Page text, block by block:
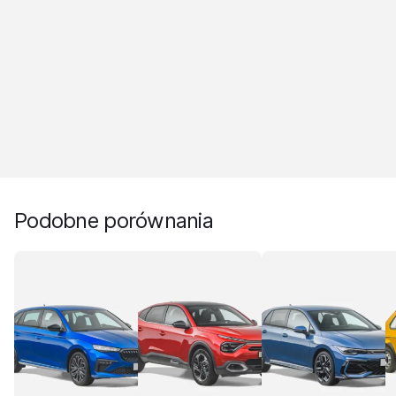
Podobne porównania